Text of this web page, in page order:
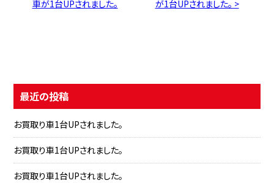
車が1台UPされました。
が1台UPされました。 >
最近の投稿
お買取り車1台UPされました。
お買取り車1台UPされました。
お買取り車1台UPされました。